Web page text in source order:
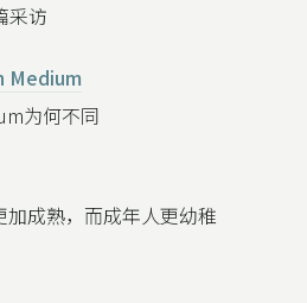
采访
Medium
为何不同
成熟，而成年人更幼稚